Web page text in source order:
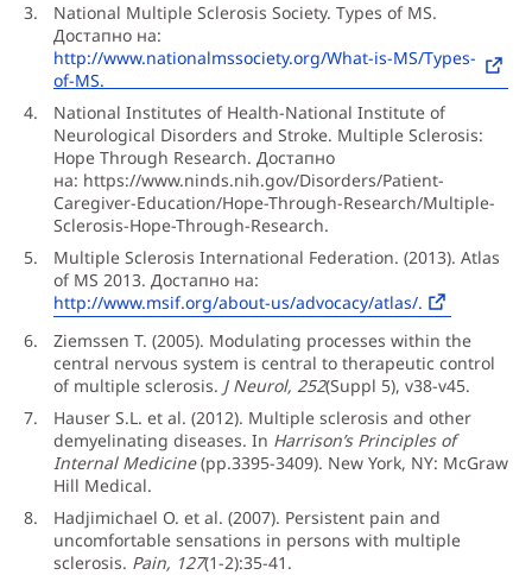
National Multiple Sclerosis Society. Types of MS.
Достапно на:
http://www.nationalmssociety.org/What-is-MS/Types-
of-MS.
National Institutes of Health-National Institute of
Neurological Disorders and Stroke. Multiple Sclerosis:
Hope Through Research. Достапно
на: https://www.ninds.nih.gov/Disorders/Patient-
Caregiver-Education/Hope-Through-Research/Multiple-
Sclerosis-Hope-Through-Research.
Multiple Sclerosis International Federation. (2013). Atlas
of MS 2013. Достапно на:
http://www.msif.org/about-us/advocacy/atlas/.
Ziemssen T. (2005). Modulating processes within the
central nervous system is central to therapeutic control
of multiple sclerosis. J Neurol, 252(Suppl 5), v38-v45.
Hauser S.L. et al. (2012). Multiple sclerosis and other
demyelinating diseases. In Harrison’s Principles of
Internal Medicine(pp.3395-3409). New York, NY: McGraw
Hill Medical.
Hadjimichael O. et al. (2007). Persistent pain and
uncomfortable sensations in persons with multiple
sclerosis. Pain, 127(1-2):35-41.